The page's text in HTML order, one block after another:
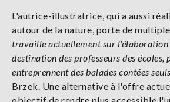
L'autrice-illustratrice, qui a aussi
autour de la nature, porte de
travaille actuellement sur
destination des professeurs des écoles,
entreprennent des balades contées seuls
Brzek. Une alternative à l'offre